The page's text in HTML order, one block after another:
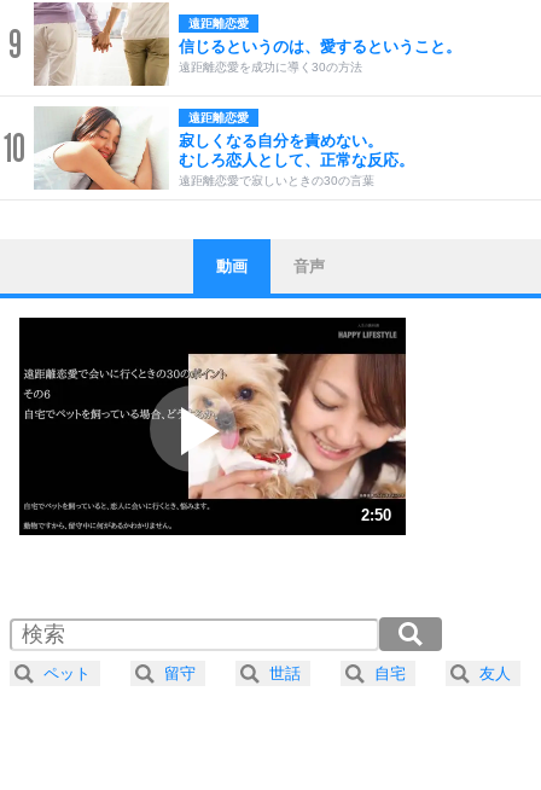
9 遠距離恋愛
信じるというのは、愛するということ。
遠距離恋愛を成功に導く30の方法
10
遠距離恋愛
寂しくなる自分を責めない。
むしろ恋人として、正常な反応。
遠距離恋愛で寂しいときの30の言葉
1
ストレス対策
他人と比べない。
いっそのこと、他人を見ない。
いらいらしない人になる30の方法
プラス思考
ポジティブになれない原因は、行動しないから。
ポジティブ思考になる30の方法
ストレス対策
人生、なんとかなるもの。
気楽に生きる30の方法
4 器の大きい人は、怒りを優しさで表現する。
動画 音声
2:50
2.0倍速 （334KB 1分25秒）
2.5倍速 （268KB 1分8秒）
3.0倍速 （223KB 56秒）
ペット 留守 世話 自宅 友人